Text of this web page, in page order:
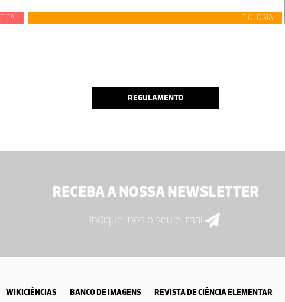
BIOLOGIA
REGULAMENTO
RECEBA A NOSSA NEWSLETTER
WIKICIÊNCIAS BANCO DE IMAGENS REVISTA DE CIÊNCIA ELEMENTAR